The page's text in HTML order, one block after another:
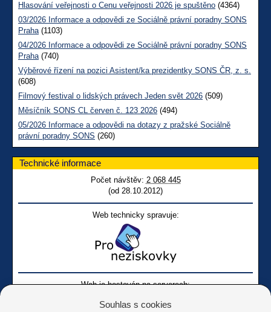
Hlasování veřejnosti o Cenu veřejnosti 2026 je spuštěno (4364)
03/2026 Informace a odpovědi ze Sociálně právní poradny SONS
Praha(1103)
04/2026 Informace a odpovědi ze Sociálně právní poradny SONS
Praha(740)
Výběrové řízení na pozici Asistent/ka prezidentky SONS ČR, z. s.
(608)
Filmový festival o lidských právech Jeden svět 2026 (509)
Měsíčník SONS CL červen č. 123 2026 (494)
05/2026 Informace a odpovědi na dotazy z pražské Sociálně
právní poradny SONS (260)
Technické informace
Počet návštěv: 2 068 445
(od 28.10.2012)
Web technicky spravuje:
Web je hostován na serverech:
Souhlas s cookies